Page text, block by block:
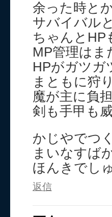
余った時と
サバイバル
ちゃんとHP
MP管理はま
HPがガツガ
まともに狩
魔が主に負
剣も手甲も
かじやでつ
まいなすば
ほんきでし
返信